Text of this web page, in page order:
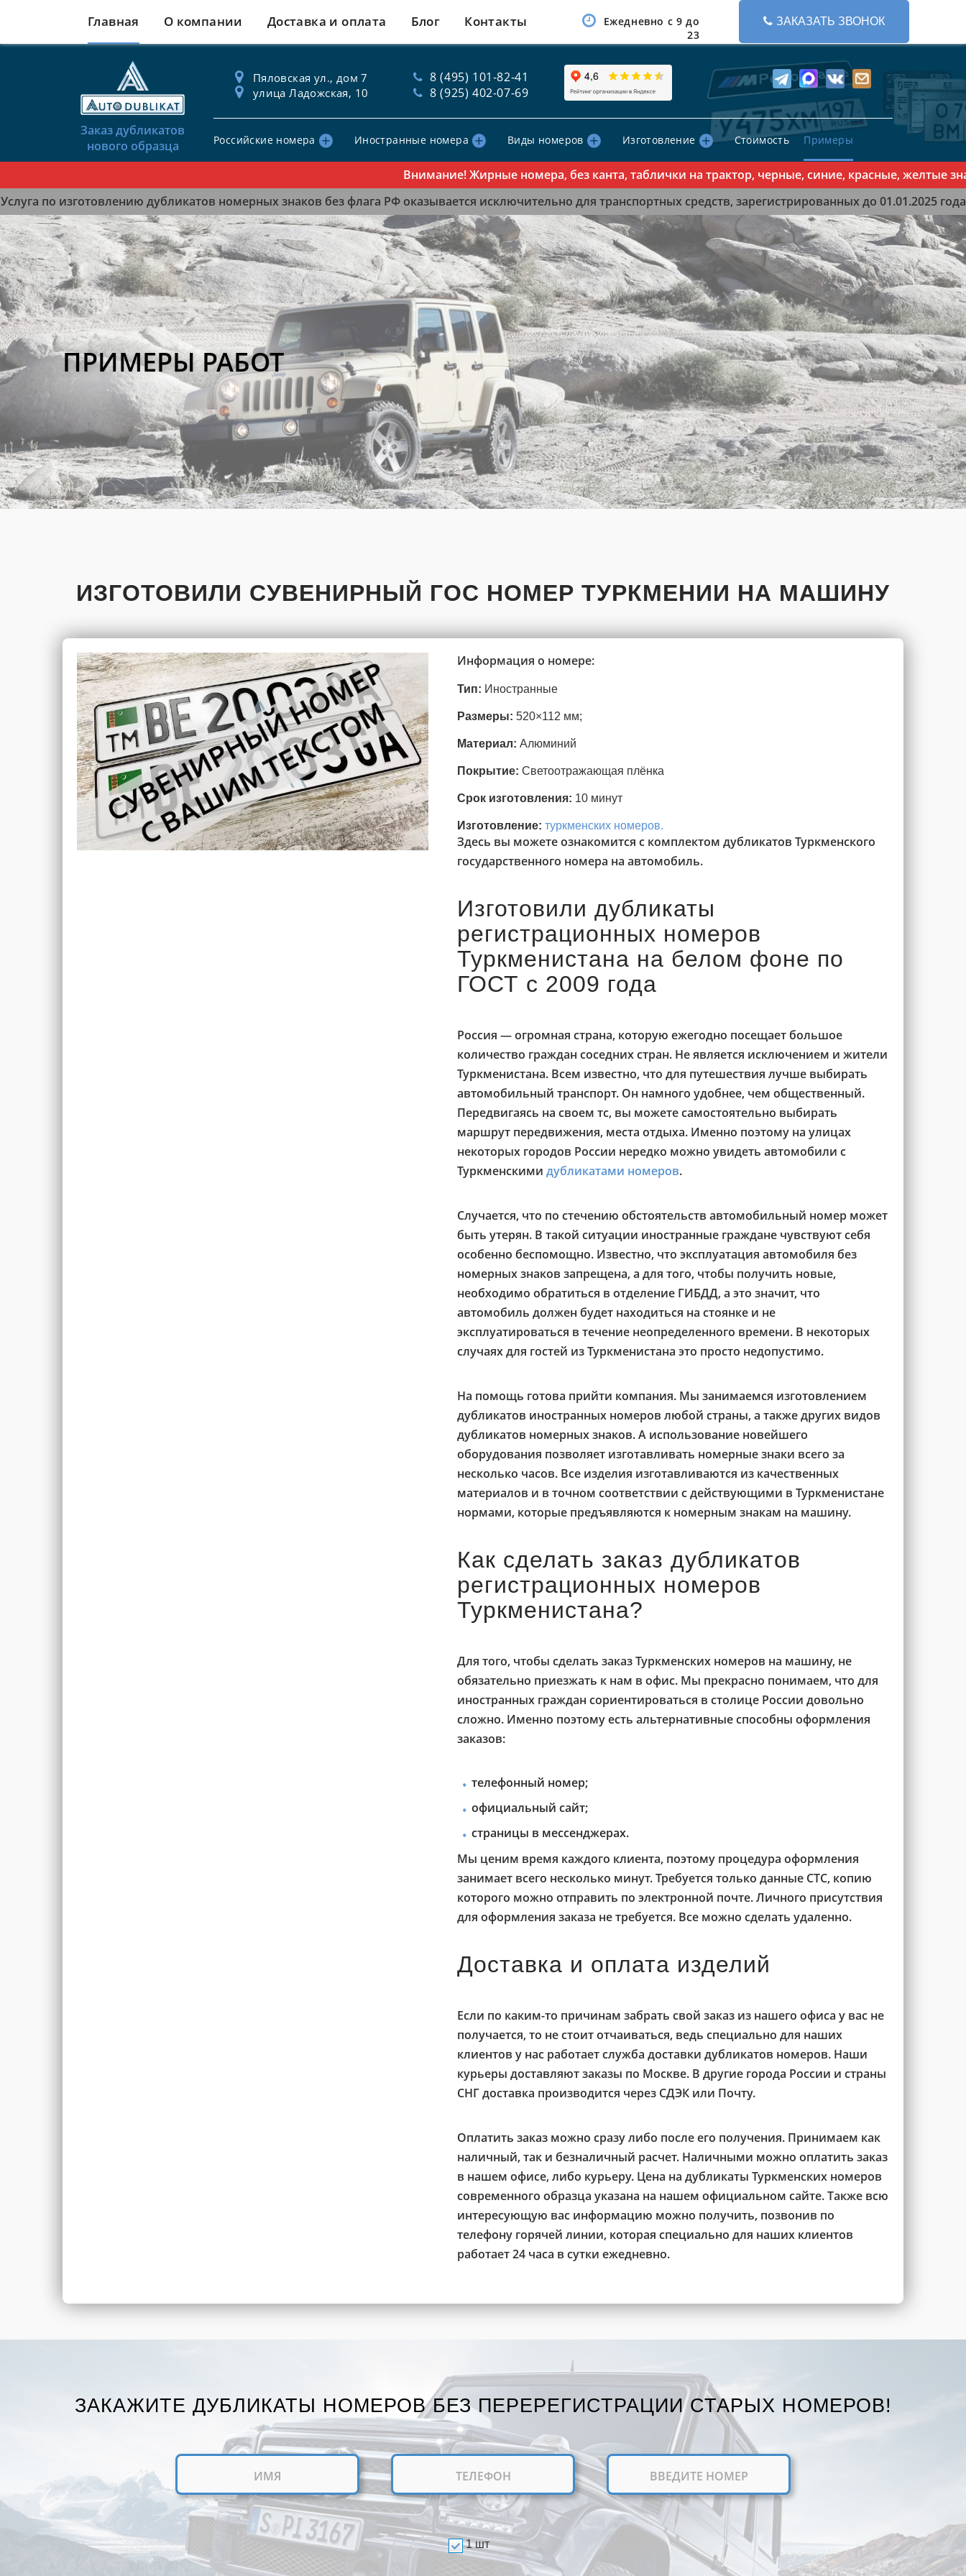
Главная О компании Доставка и оплата Блог Контакты
Ежедневно с 9 до
23
ЗАКАЗАТЬ ЗВОНОК
Заказ дубликатов
нового образца
Пяловская ул., дом 7
улица Ладожская, 10
8 (495) 101-82-41
8 (925) 402-07-69
Российские номера Иностранные номера Виды номеров Изготовление Стоимость Примеры
Внимание! Жирные номера, без канта, таблички на трактор, черные, синие, красные, желтые
Услуга по изготовлению дубликатов номерных знаков без флага РФ оказывается исключительно для транспортных средств, зарегистрированных до 01.01.2025 года
ПРИМЕРЫ РАБОТ
ИЗГОТОВИЛИ СУВЕНИРНЫЙ ГОС НОМЕР ТУРКМЕНИИ НА МАШИНУ
Информация о номере:
Тип: Иностранные
Размеры: 520×112 мм;
Материал: Алюминий
Покрытие: Светоотражающая плёнка
Срок изготовления: 10 минут
Изготовление: туркменских номеров.
Здесь вы можете ознакомится с комплектом дубликатов Туркменского
государственного номера на автомобиль.
Изготовили дубликаты
регистрационных номеров
Туркменистана на белом фоне по
ГОСТ с 2009 года
Россия — огромная страна, которую ежегодно посещает большое
количество граждан соседних стран. Не является исключением и жители
Туркменистана. Всем известно, что для путешествия лучше выбирать
автомобильный транспорт. Он намного удобнее, чем общественный.
Передвигаясь на своем тс, вы можете самостоятельно выбирать
маршрут передвижения, места отдыха. Именно поэтому на улицах
некоторых городов России нередко можно увидеть автомобили с
Туркменскими дубликатами номеров.
Случается, что по стечению обстоятельств автомобильный номер может
быть утерян. В такой ситуации иностранные граждане чувствуют себя
особенно беспомощно. Известно, что эксплуатация автомобиля без
номерных знаков запрещена, а для того, чтобы получить новые,
необходимо обратиться в отделение ГИБДД, а это значит, что
автомобиль должен будет находиться на стоянке и не
эксплуатироваться в течение неопределенного времени. В некоторых
случаях для гостей из Туркменистана это просто недопустимо.
На помощь готова прийти компания. Мы занимаемся изготовлением
дубликатов иностранных номеров любой страны, а также других видов
дубликатов номерных знаков. А использование новейшего
оборудования позволяет изготавливать номерные знаки всего за
несколько часов. Все изделия изготавливаются из качественных
материалов и в точном соответствии с действующими в Туркменистане
нормами, которые предъявляются к номерным знакам на машину.
Как сделать заказ дубликатов
регистрационных номеров
Туркменистана?
Для того, чтобы сделать заказ Туркменских номеров на машину, не
обязательно приезжать к нам в офис. Мы прекрасно понимаем, что для
иностранных граждан сориентироваться в столице России довольно
сложно. Именно поэтому есть альтернативные способны оформления
заказов:
телефонный номер;
официальный сайт;
страницы в мессенджерах.
Мы ценим время каждого клиента, поэтому процедура оформления
занимает всего несколько минут. Требуется только данные СТС, копию
которого можно отправить по электронной почте. Личного присутствия
для оформления заказа не требуется. Все можно сделать удаленно.
Доставка и оплата изделий
Если по каким-то причинам забрать свой заказ из нашего офиса у вас не
получается, то не стоит отчаиваться, ведь специально для наших
клиентов у нас работает служба доставки дубликатов номеров. Наши
курьеры доставляют заказы по Москве. В другие города России и страны
СНГ доставка производится через СДЭК или Почту.
Оплатить заказ можно сразу либо после его получения. Принимаем как
наличный, так и безналичный расчет. Наличными можно оплатить заказ
в нашем офисе, либо курьеру. Цена на дубликаты Туркменских номеров
современного образца указана на нашем официальном сайте. Также всю
интересующую вас информацию можно получить, позвонив по
телефону горячей линии, которая специально для наших клиентов
работает 24 часа в сутки ежедневно.
ЗАКАЖИТЕ ДУБЛИКАТЫ НОМЕРОВ БЕЗ ПЕРЕРЕГИСТРАЦИИ СТАРЫХ НОМЕРОВ!
1 шт